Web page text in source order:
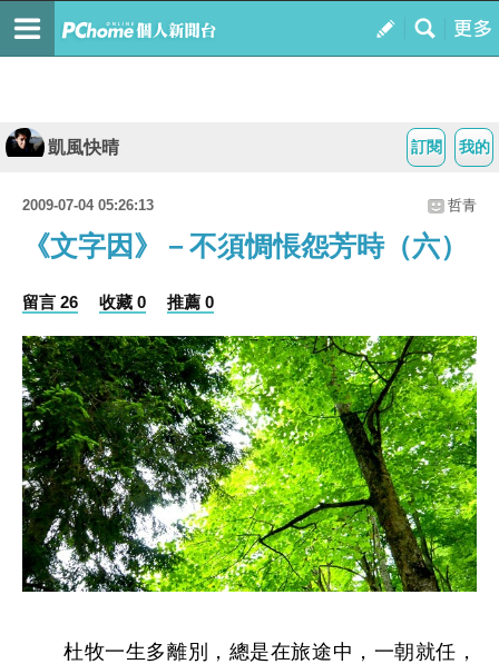
我的
訂閱
凱風快晴
2009-07-04 05:26:13 哲青
《文字因》－不須惆悵怨芳時（六）
留言 26 收藏 0 推薦 0
杜牧一生多離別，總是在旅途中，一朝就任，